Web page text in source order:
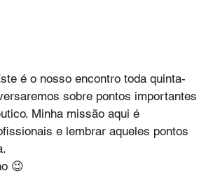
é o nosso encontro toda quinta-
sobre pontos importantes
Minha missão aqui é
e lembrar aqueles pontos
😉